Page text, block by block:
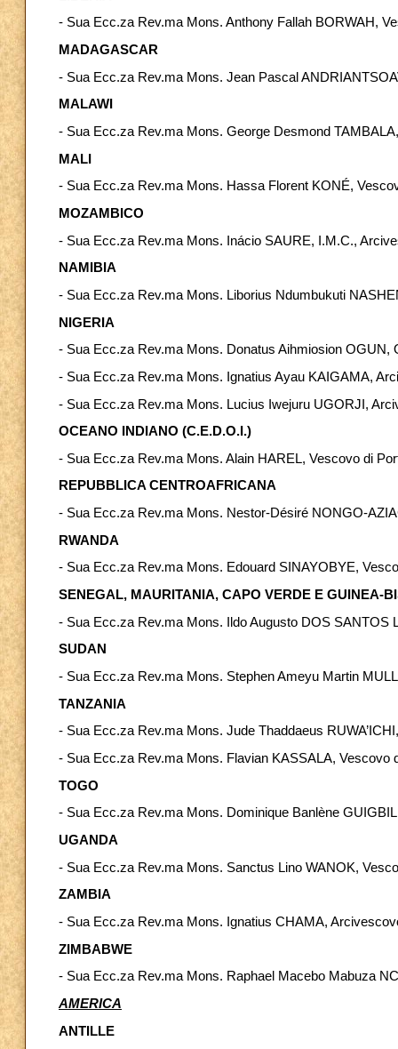
- Sua Ecc.za Rev.ma Mons. Anthony Fallah BORWAH,
MADAGASCAR
- Sua Ecc.za Rev.ma Mons. Jean Pascal
MALAWI
- Sua Ecc.za Rev.ma Mons. George Desmond
MALI
- Sua Ecc.za Rev.ma Mons. Hassa Florent KONÉ,
MOZAMBICO
- Sua Ecc.za Rev.ma Mons. Inácio SAURE, I.M.C.,
NAMIBIA
- Sua Ecc.za Rev.ma Mons. Liborius Ndumbukuti
NIGERIA
- Sua Ecc.za Rev.ma Mons. Donatus Aihmiosion OGUN,
- Sua Ecc.za Rev.ma Mons. Ignatius Ayau KAIGAMA,
- Sua Ecc.za Rev.ma Mons. Lucius Iwejuru UGORJI,
OCEANO INDIANO (C.E.D.O.I.)
- Sua Ecc.za Rev.ma Mons. Alain HAREL, Vescovo di
REPUBBLICA CENTROAFRICANA
- Sua Ecc.za Rev.ma Mons. Nestor-Désiré NONGO-
RWANDA
- Sua Ecc.za Rev.ma Mons. Edouard SINAYOBYE,
SENEGAL, MAURITANIA, CAPO VERDE E GUINEA-
- Sua Ecc.za Rev.ma Mons. Ildo Augusto DOS SANTOS
SUDAN
- Sua Ecc.za Rev.ma Mons. Stephen Ameyu Martin
TANZANIA
- Sua Ecc.za Rev.ma Mons. Jude Thaddaeus
- Sua Ecc.za Rev.ma Mons. Flavian KASSALA, Vescovo
TOGO
- Sua Ecc.za Rev.ma Mons. Dominique Banlène
UGANDA
- Sua Ecc.za Rev.ma Mons. Sanctus Lino WANOK,
ZAMBIA
- Sua Ecc.za Rev.ma Mons. Ignatius CHAMA,
ZIMBABWE
- Sua Ecc.za Rev.ma Mons. Raphael Macebo Mabuza
AMERICA
ANTILLE